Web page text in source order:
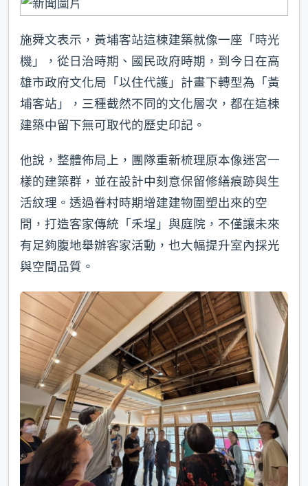
施舜文表示，黃埔客站這棟建築就像一座「時光
機」，從日治時期、國民政府時期，到今日在高
雄市政府文化局「以住代護」計畫下轉型為「黃
埔客站」，三種截然不同的文化層次，都在這棟
建築中留下無可取代的歷史印記。
他說，整體佈局上，團隊重新梳理原本像迷宮一
樣的建築群，並在設計中刻意保留修繕痕跡與生
活紋理。透過眷村時期增建建物圍塑出來的空
間，打造客家傳統「禾埕」與庭院，不僅讓未來
有足夠腹地舉辦客家活動，也大幅提升室內採光
與空間品質。